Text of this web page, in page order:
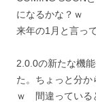
になるかな？ｗ
来年の1月と言っ
2.0.0の新たな機
た。ちょっと分
ｗ 間違っている